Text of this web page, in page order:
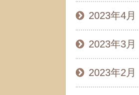
2023年4月
2023年3月
2023年2月